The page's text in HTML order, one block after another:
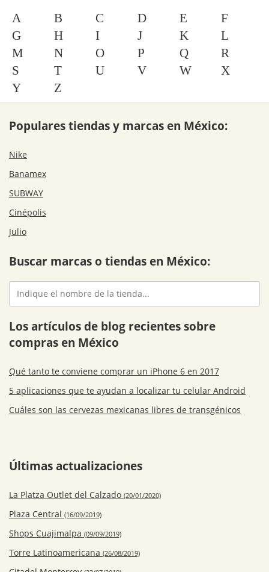
A B C D E
F
G
H I J K
L
M
N O P Q
R
S
T U V W
X
Y
Z
Populares tiendas y marcas en México:
Nike
Banamex
SUBWAY
Cinépolis
Julio
Buscar marcas o tiendas en México:
Los artículos de blog recientes sobre
compras en México
Qué tanto te conviene comprar un iPhone 6 en 2017
5 aplicaciones que te ayudan a localizar tu celular Android
Cuáles son las cervezas mexicanas libres de transgénicos
Últimas actualizaciones
La Platza Outlet del Calzado (20/01/2020)
Plaza Central (16/09/2019)
Shops Cuajimalpa (09/09/2019)
Torre Latinoamericana (26/08/2019)